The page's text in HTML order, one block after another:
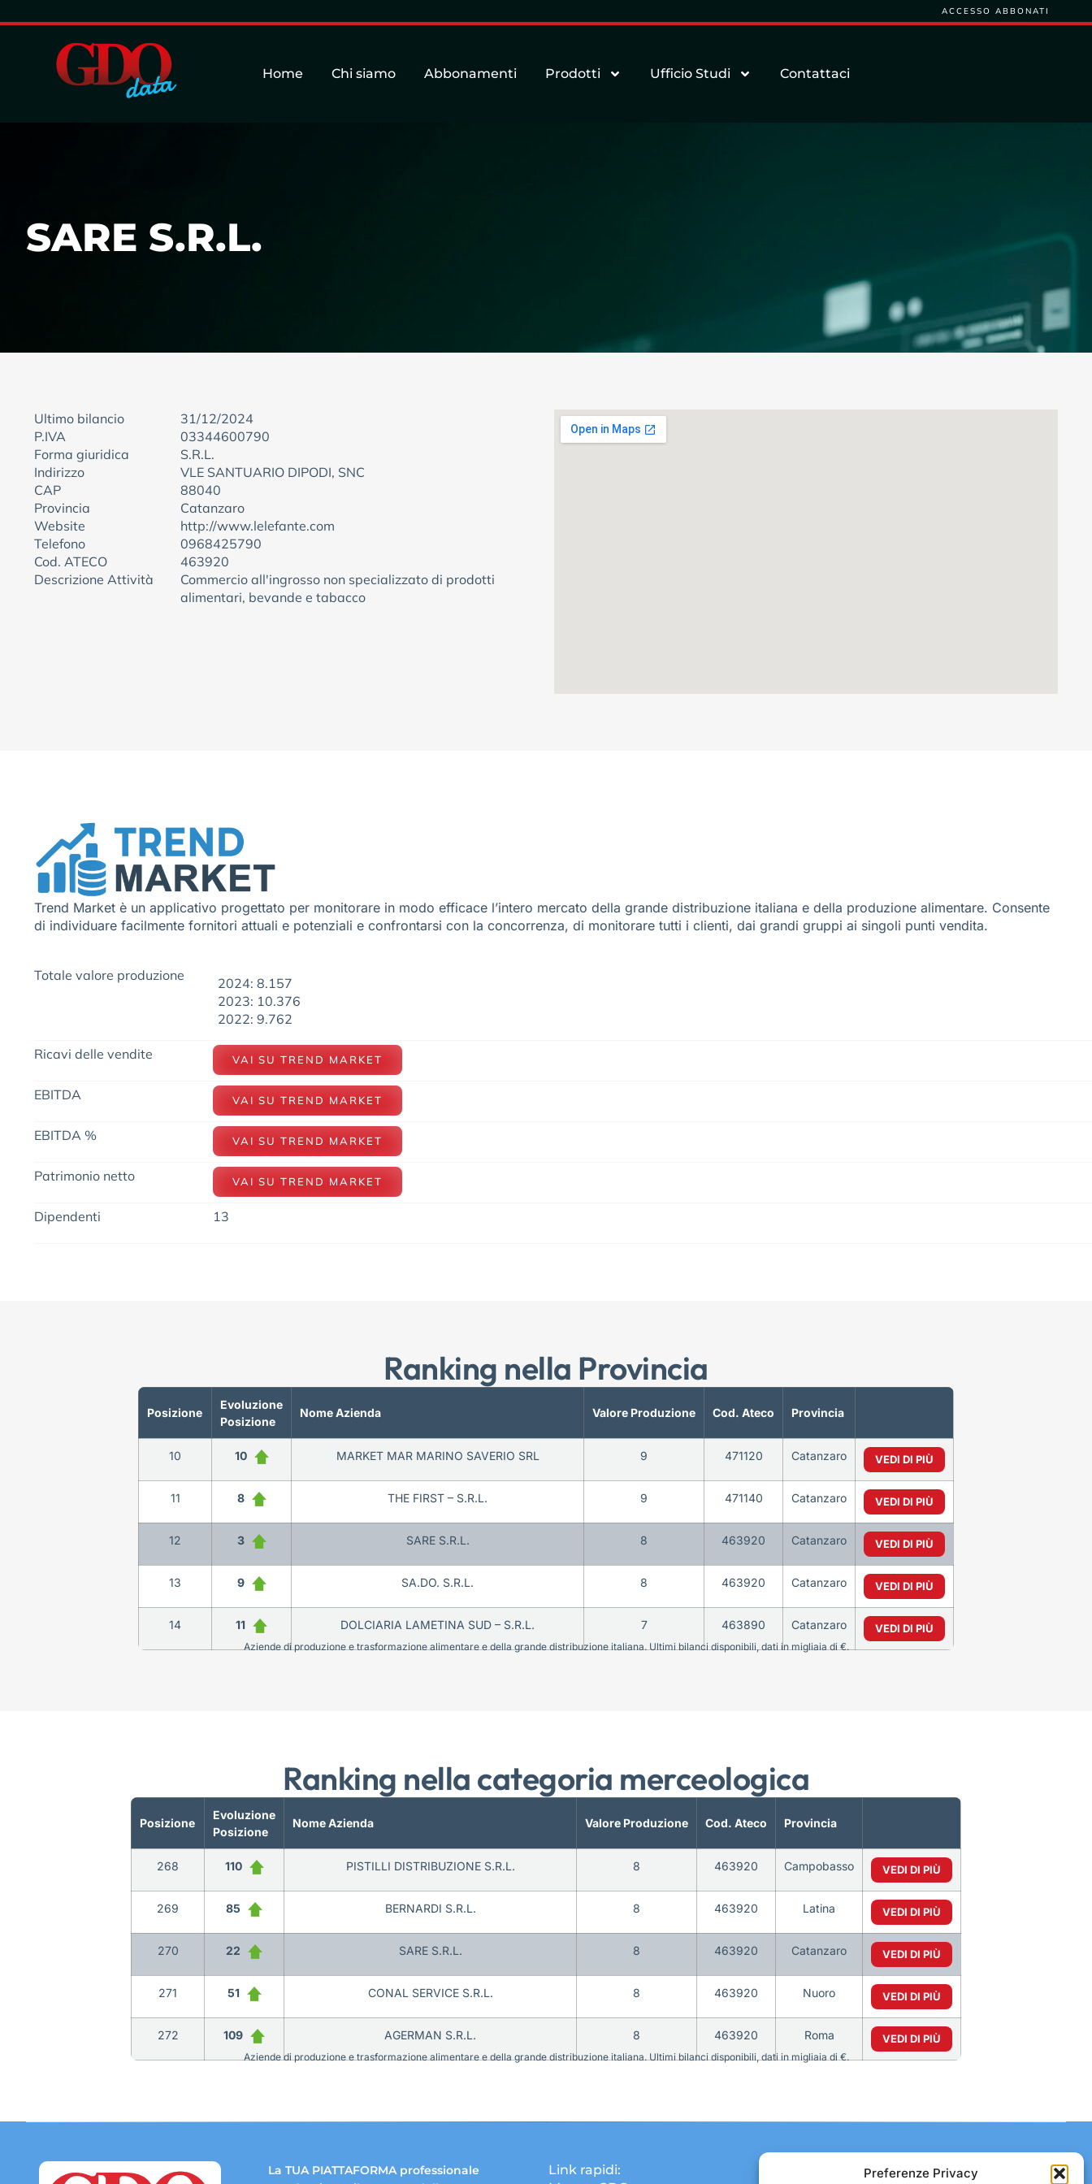
Preferenze Privacy
ACCESSO ABBONATI
Home Chi siamo Abbonamenti Prodotti Ufficio Studi Contattaci
SARE S.R.L.
Ultimo bilancio
31/12/2024
P.IVA
03344600790
Forma giuridica
S.R.L.
Indirizzo
VLE SANTUARIO DIPODI, SNC
CAP
88040
Provincia
Catanzaro
Website
http://www.lelefante.com
Telefono
0968425790
Cod. ATECO
463920
Descrizione Attività
Commercio all'ingrosso non specializzato di prodotti
alimentari, bevande e tabacco
Trend Market è un applicativo progettato per monitorare in modo efficace l’intero mercato della grande distribuzione italiana e della produzione alimentare. Consente
di individuare facilmente fornitori attuali e potenziali e confrontarsi con la concorrenza, di monitorare tutti i clienti, dai grandi gruppi ai singoli punti vendita.
Totale valore produzione
2024: 8.157
2023: 10.376
2022: 9.762
Ricavi delle vendite VAI SU TREND MARKET
EBITDA VAI SU TREND MARKET
EBITDA % VAI SU TREND MARKET
Patrimonio netto VAI SU TREND MARKET
Dipendenti 13
Ranking nella Provincia
Posizione
Evoluzione
Posizione
Nome Azienda Valore Produzione Cod. Ateco Provincia
10 10 MARKET MAR MARINO SAVERIO SRL 9 471120 Catanzaro VEDI DI PIÙ
11 8 THE FIRST – S.R.L. 9 471140 Catanzaro VEDI DI PIÙ
12 3 SARE S.R.L. 8 463920 Catanzaro VEDI DI PIÙ
13 9 SA.DO. S.R.L. 8 463920 Catanzaro VEDI DI PIÙ
14 11 DOLCIARIA LAMETINA SUD – S.R.L. 7 463890 Catanzaro VEDI DI PIÙ
Aziende di produzione e trasformazione alimentare e della grande distribuzione italiana. Ultimi bilanci disponibili, dati in migliaia di €.
Ranking nella categoria merceologica
Posizione
Evoluzione
Posizione
Nome Azienda Valore Produzione Cod. Ateco Provincia
268 110 PISTILLI DISTRIBUZIONE S.R.L. 8 463920 Campobasso VEDI DI PIÙ
269 85 BERNARDI S.R.L. 8 463920 Latina VEDI DI PIÙ
270 22 SARE S.R.L. 8 463920 Catanzaro VEDI DI PIÙ
271 51 CONAL SERVICE S.R.L. 8 463920 Nuoro VEDI DI PIÙ
272 109 AGERMAN S.R.L. 8 463920 Roma VEDI DI PIÙ
Aziende di produzione e trasformazione alimentare e della grande distribuzione italiana. Ultimi bilanci disponibili, dati in migliaia di €.
La TUA PIATTAFORMA professionale
Link rapidi: